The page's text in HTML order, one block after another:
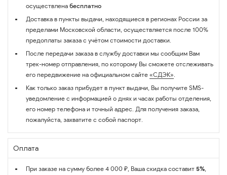
осуществлена бесплатно
Доставка в пункты выдачи, находящиеся в регионах России за
пределами Московской области, осуществляется после 100%
предоплаты заказа с учётом стоимости доставки.
После передачи заказа в службу доставки мы сообщим Вам
трек-номер отправления, по которому Вы сможете отслеживать
его передвижение на официальном сайте «СДЭК».
Как только заказ прибудет в пункт выдачи, Вы получите SMS-
уведомление с информацией о днях и часах работы отделения,
его номер телефона и точный адрес. Для получения заказа,
пожалуйста, захватите с собой паспорт.
Оплата
При заказе на сумму более 4 000 ₽, Ваша скидка составит 5%,